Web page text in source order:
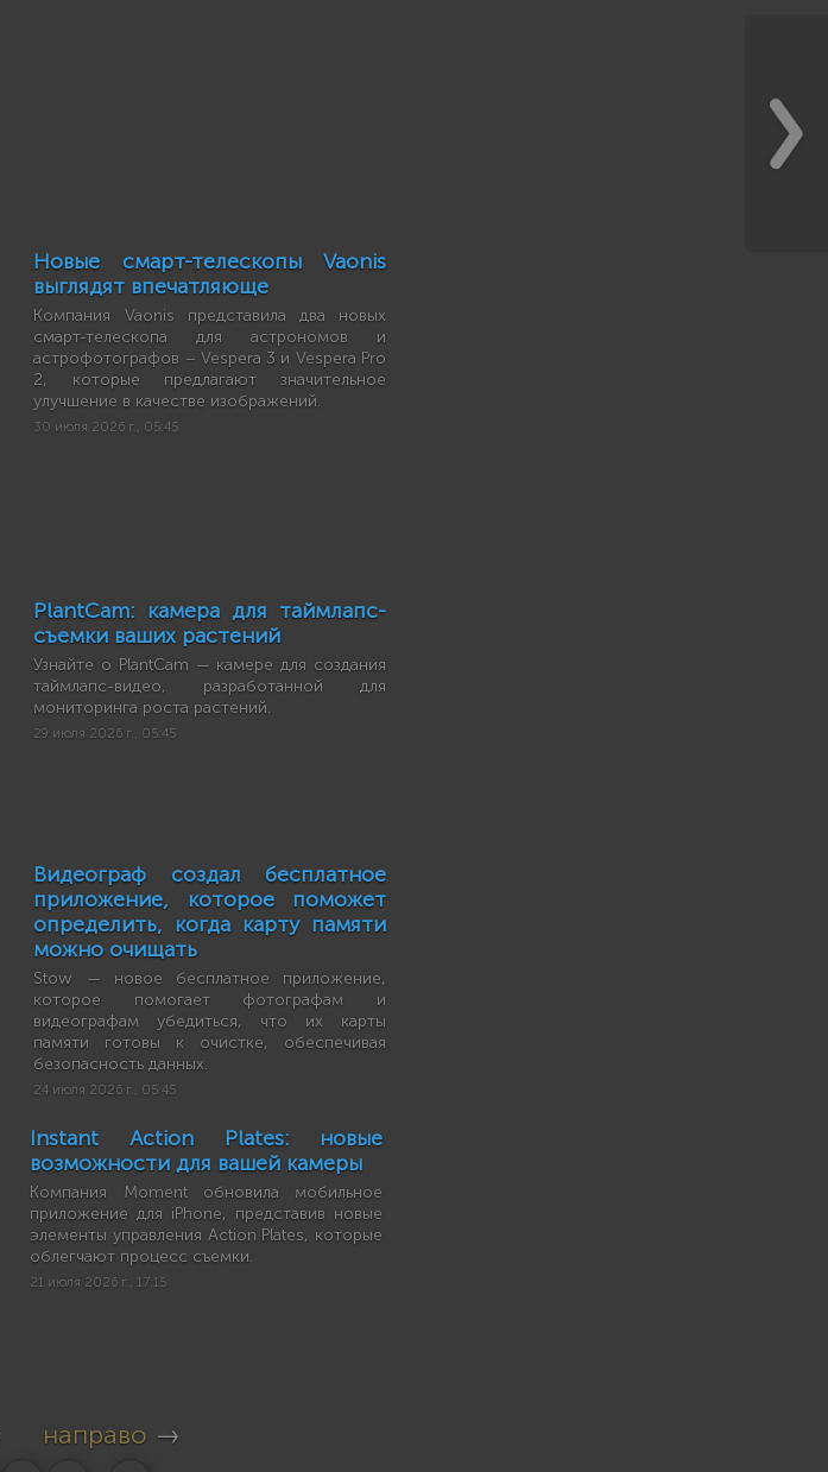
Новые смарт-телескопы Vaonis
выглядят впечатляюще
Компания Vaonis представила два новых
смарт-телескопа для астрономов и
астрофотографов – Vespera 3 и Vespera Pro
2, которые предлагают значительное
улучшение в качестве изображений.
30 июля 2026 г., 05:45
PlantCam: камера для таймлапс-
съемки ваших растений
Узнайте о PlantCam — камере для создания
таймлапс-видео, разработанной для
мониторинга роста растений.
29 июля 2026 г., 05:45
Видеограф создал бесплатное
приложение, которое поможет
определить, когда карту памяти
можно очищать
Stow — новое бесплатное приложение,
которое помогает фотографам и
видеографам убедиться, что их карты
памяти готовы к очистке, обеспечивая
безопасность данных.
24 июля 2026 г., 05:45
Instant Action Plates: новые
возможности для вашей камеры
Компания Moment обновила мобильное
приложение для iPhone, представив новые
элементы управления Action Plates, которые
облегчают процесс съемки.
21 июля 2026 г., 17:15
направо →